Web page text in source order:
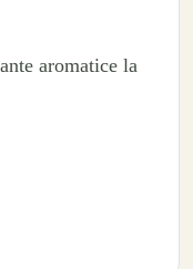
aromatice la